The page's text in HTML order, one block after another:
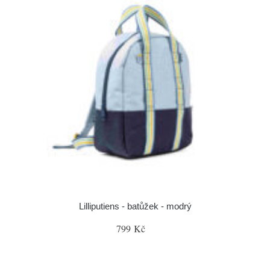
Lilliputiens - batůžek - modrý
799 Kč